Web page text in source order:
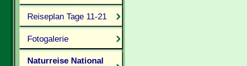
Reiseplan Tage 11-21
Fotogalerie
Naturreise National